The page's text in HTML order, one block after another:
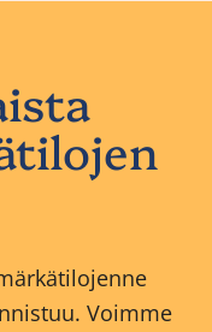
Voimme